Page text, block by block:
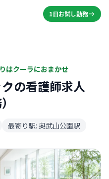
1日お試し勤務
はクーラにおまかせ
の看護師求人
最寄り駅: 奥武山公園駅